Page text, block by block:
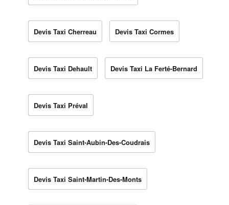
Devis Taxi Cherreau Devis Taxi Cormes
Devis Taxi Dehault Devis Taxi La Ferté-Bernard
Devis Taxi Préval
Devis Taxi Saint-Aubin-Des-Coudrais
Devis Taxi Saint-Martin-Des-Monts